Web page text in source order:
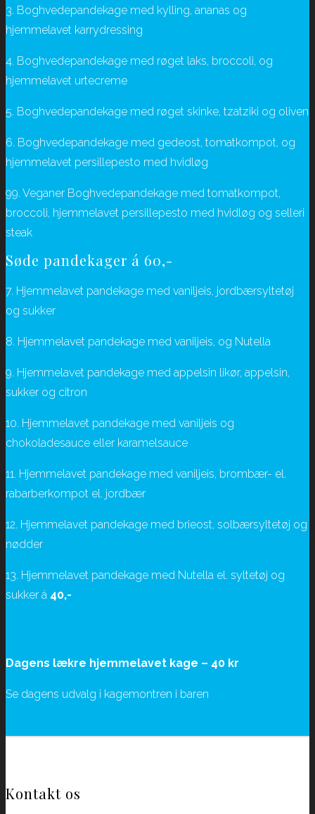
3. Boghvedepandekage med kylling, ananas og
hjemmelavet karrydressing
4. Boghvedepandekage med røget laks, broccoli, og
hjemmelavet urtecreme
5. Boghvedepandekage med røget skinke, tzatziki og oliven
6. Boghvedepandekage med gedeost, tomatkompot, og
hjemmelavet persillepesto med hvidløg
99. Veganer Boghvedepandekage med tomatkompot,
broccoli, hjemmelavet persillepesto med hvidløg og selleri
steak
Søde pandekager á 60,-
7. Hjemmelavet pandekage med vaniljeis, jordbærsyltetøj
og sukker
8. Hjemmelavet pandekage med vaniljeis, og Nutella
9. Hjemmelavet pandekage med appelsin likør, appelsin,
sukker og citron
10. Hjemmelavet pandekage med vaniljeis og
chokoladesauce eller karamelsauce
11. Hjemmelavet pandekage med vaniljeis, brombær- el.
rabarberkompot el. jordbær
12. Hjemmelavet pandekage med brieost, solbærsyltetøj og
nødder
13. Hjemmelavet pandekage med Nutella el. syltetøj og
sukker á 40,-
Dagens lækre hjemmelavet kage – 40 kr
Se dagens udvalg i kagemontren i baren
Kontakt os